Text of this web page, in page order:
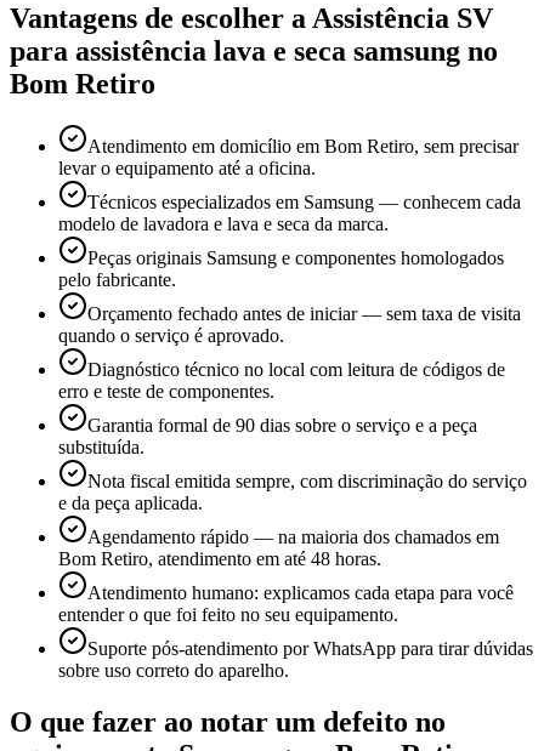
Vantagens de escolher a Assistência SV
para assistência lava e seca samsung no
Bom Retiro
Atendimento em domicílio em Bom Retiro, sem precisar
levar o equipamento até a oficina.
Técnicos especializados em Samsung — conhecem cada
modelo de lavadora e lava e seca da marca.
Peças originais Samsung e componentes homologados
pelo fabricante.
Orçamento fechado antes de iniciar — sem taxa de visita
quando o serviço é aprovado.
Diagnóstico técnico no local com leitura de códigos de
erro e teste de componentes.
Garantia formal de 90 dias sobre o serviço e a peça
substituída.
Nota fiscal emitida sempre, com discriminação do serviço
e da peça aplicada.
Agendamento rápido — na maioria dos chamados em
Bom Retiro, atendimento em até 48 horas.
Atendimento humano: explicamos cada etapa para você
entender o que foi feito no seu equipamento.
Suporte pós-atendimento por WhatsApp para tirar dúvidas
sobre uso correto do aparelho.
O que fazer ao notar um defeito no